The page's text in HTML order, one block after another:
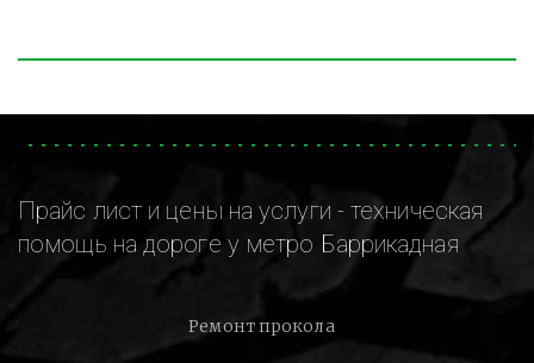
Прайс лист и цены на услуги - техническая
помощь на дороге у метро Баррикадная
Ремонт прокола